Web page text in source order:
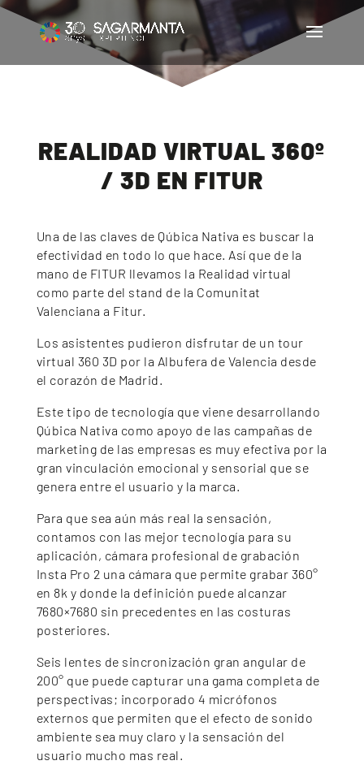
REALIDAD VIRTUAL 360º
/ 3D EN FITUR
Una de las claves de Qúbica Nativa es buscar la
efectividad en todo lo que hace. Así que de la
mano de FITUR llevamos la Realidad virtual
como parte del stand de la Comunitat
Valenciana a Fitur.
Los asistentes pudieron disfrutar de un tour
virtual 360 3D por la Albufera de Valencia desde
el corazón de Madrid.
Este tipo de tecnología que viene desarrollando
Qúbica Nativa como apoyo de las campañas de
marketing de las empresas es muy efectiva por la
gran vinculación emocional y sensorial que se
genera entre el usuario y la marca.
Para que sea aún más real la sensación,
contamos con las mejor tecnología para su
aplicación, cámara profesional de grabación
Insta Pro 2 una cámara que permite grabar 360°
en 8k y donde la definición puede alcanzar
7680×7680 sin precedentes en las costuras
posteriores.
Seis lentes de sincronización gran angular de
200° que puede capturar una gama completa de
perspectivas; incorporado 4 micrófonos
externos que permiten que el efecto de sonido
ambiente sea muy claro y la sensación del
usuario mucho mas real.